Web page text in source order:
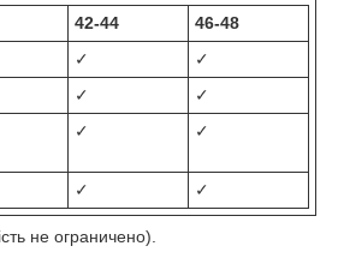
42-44
46-48
✓
✓
✓
✓
✓ ✓
✓ ✓
не ограничено).